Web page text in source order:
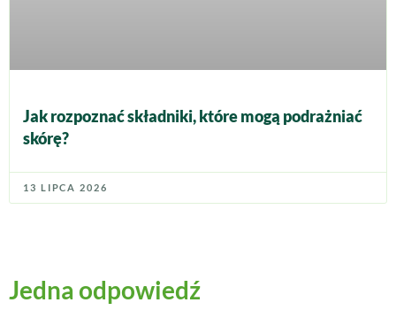
Jak rozpoznać składniki, które mogą podrażniać
skórę?
13 LIPCA 2026
Jedna odpowiedź